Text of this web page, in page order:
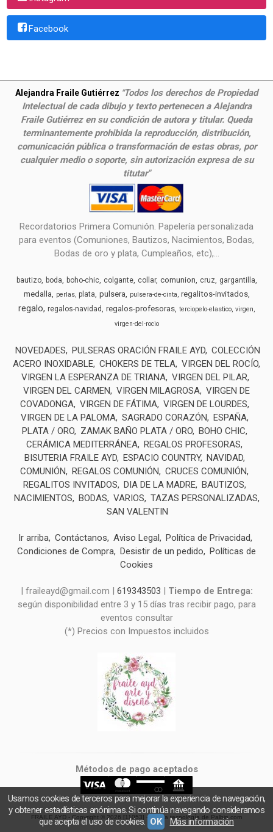
Facebook
Alejandra Fraile Gutiérrez "Todos los derechos de Propiedad
Intelectual de cada dibujo y texto pertenecen a Alejandra
Fraile Gutiérrez en su condición de autora y titular. Queda
terminantemente prohibida la reproducción, distribución,
comunicación pública o transformación de estas obras, por
cualquier medio o soporte, sin autorización expresa de su
titutar"
Recordatorios Primera Comunión. Papelería personalizada
para eventos (Comuniones, Bautizos, Nacimientos, Bodas,
Bodas de oro y plata, Cumpleaños, etc),...
bautizo boda boho-chic colgante collar comunion cruz gargantilla
medalla perlas plata pulsera pulsera-de-cinta regalitos-invitados
regalo regalos-navidad regalos-profesoras terciopelo-elastico virgen
virgen-del-rocio
NOVEDADES PULSERAS ORACIÓN FRAILE AYD COLECCIÓN
ACERO INOXIDABLE CHOKERS DE TELA VIRGEN DEL ROCÍO
VIRGEN LA ESPERANZA DE TRIANA VIRGEN DEL PILAR
VIRGEN DEL CARMEN
VIRGEN MILAGROSA VIRGEN DE
COVADONGA VIRGEN DE FÁTIMA VIRGEN DE LOURDES
VIRGEN DE LA PALOMA SAGRADO CORAZÓN
ESPAÑA
PLATA / ORO
ZAMAK BAÑO PLATA / ORO BOHO CHIC
CERÁMICA MEDITERRÁNEA REGALOS PROFESORAS
BISUTERIA FRAILE AYD ESPACIO COUNTRY NAVIDAD
COMUNIÓN
REGALOS COMUNIÓN
CRUCES COMUNIÓN
REGALITOS INVITADOS
DIA DE LA MADRE BAUTIZOS
NACIMIENTOS
BODAS VARIOS
TAZAS PERSONALIZADAS
SAN VALENTIN
Ir arriba Contáctanos Aviso Legal
Política de Privacidad
Condiciones de Compra Desistir de un pedido
Políticas de
Cookies
| fraileayd@gmail.com | 619343503 | Tiempo de Entrega:
según disponibilidad entre 3 y 15 días tras recibir pago, para
eventos consultar
(*) Precios con Impuestos incluidos
Métodos de pago aceptados
FRAILE AYD - Copyright © 2026 [11053] - Con la tecnología de Palbin.com
Usamos cookies de terceros para mejorar la experiencia de navegación,
y obtener estadísticas anónimas. Si continúa navegando consideramos
que acepta el uso de cookies. OK Más información